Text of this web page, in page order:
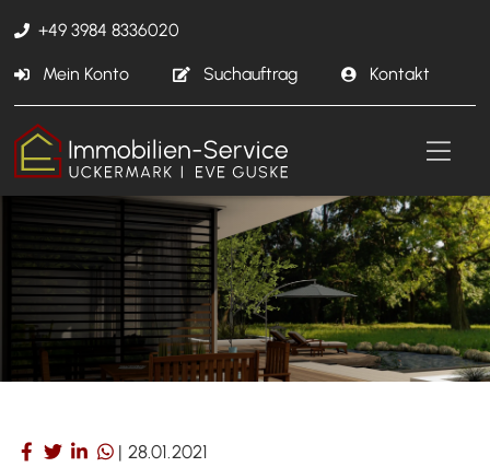
+49 3984 8336020
Mein Konto Suchauftrag Kontakt
| 28.01.2021